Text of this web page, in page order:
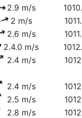
2.9 m/s
2 m/s
2.6 m/s
2.4.0 m/s
2.4 m/s
2.4 m/s
2.5 m/s
2.8 m/s